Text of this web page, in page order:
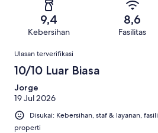
dari
ulasan
9,4
Kebersihan
8,6
Fasilitas
Ulasan
Ulasan terverifikasi
10/10 Luar Biasa
Jorge
19 Jul 2026
Disukai: Kebersihan, staf & layanan,
properti